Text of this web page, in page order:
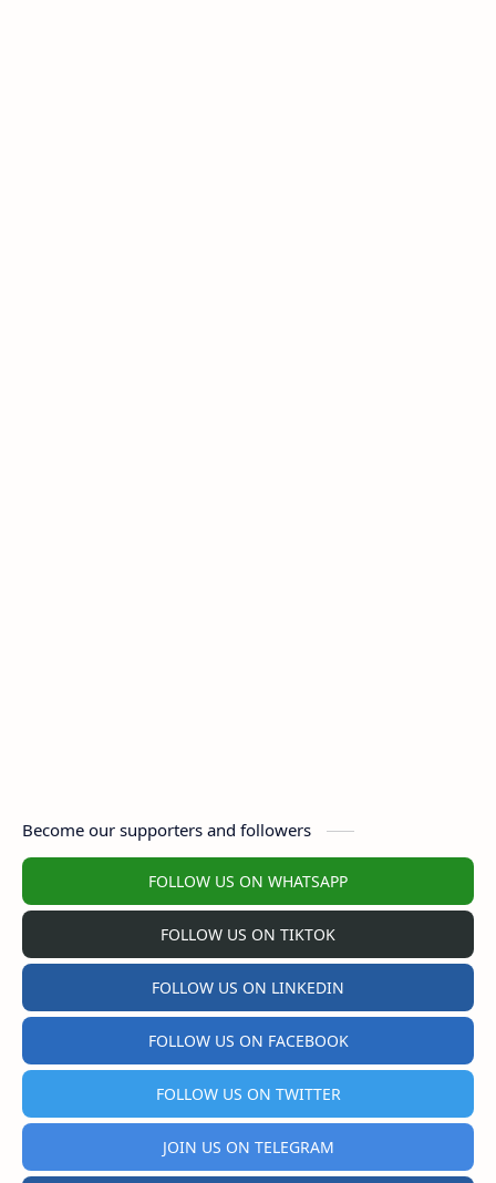
Become our supporters and followers
FOLLOW US ON WHATSAPP
FOLLOW US ON TIKTOK
FOLLOW US ON LINKEDIN
FOLLOW US ON FACEBOOK
FOLLOW US ON TWITTER
JOIN US ON TELEGRAM